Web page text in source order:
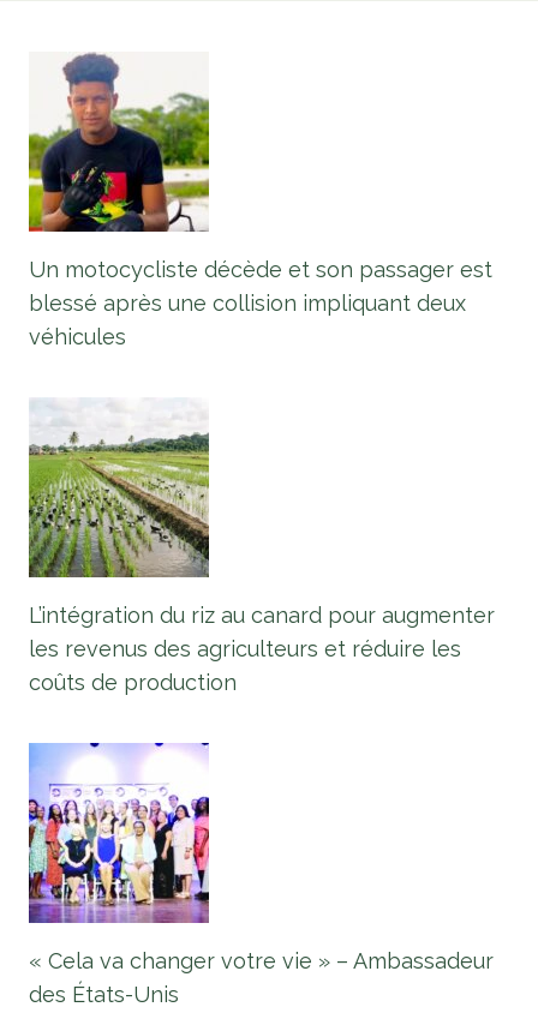
Un motocycliste décède et son passager est
blessé après une collision impliquant deux
véhicules
L’intégration du riz au canard pour augmenter
les revenus des agriculteurs et réduire les
coûts de production
« Cela va changer votre vie » – Ambassadeur
des États-Unis